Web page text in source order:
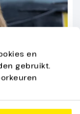
en
gebruikt.
te
€ 22,-